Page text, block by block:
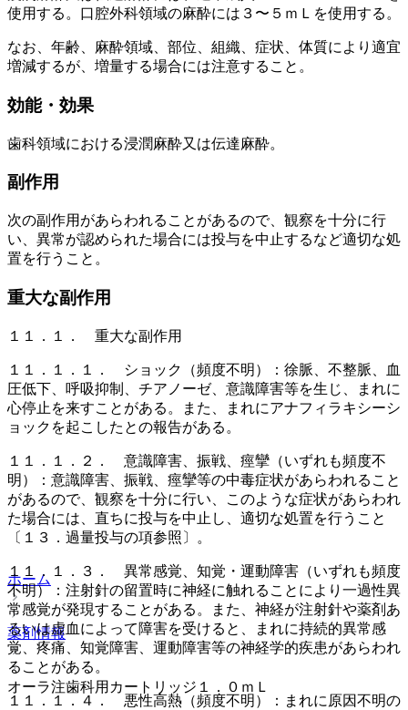
使用する。口腔外科領域の麻酔には３〜５ｍＬを使用する。
なお、年齢、麻酔領域、部位、組織、症状、体質により適宜
増減するが、増量する場合には注意すること。
効能・効果
歯科領域における浸潤麻酔又は伝達麻酔。
副作用
次の副作用があらわれることがあるので、観察を十分に行
い、異常が認められた場合には投与を中止するなど適切な処
置を行うこと。
重大な副作用
１１．１． 重大な副作用
１１．１．１． ショック（頻度不明）：徐脈、不整脈、血
圧低下、呼吸抑制、チアノーゼ、意識障害等を生じ、まれに
心停止を来すことがある。また、まれにアナフィラキシーシ
ョックを起こしたとの報告がある。
１１．１．２． 意識障害、振戦、痙攣（いずれも頻度不
明）：意識障害、振戦、痙攣等の中毒症状があらわれること
があるので、観察を十分に行い、このような症状があらわれ
た場合には、直ちに投与を中止し、適切な処置を行うこと
〔１３．過量投与の項参照〕。
１１．１．３． 異常感覚、知覚・運動障害（いずれも頻度
不明）：注射針の留置時に神経に触れることにより一過性異
常感覚が発現することがある。また、神経が注射針や薬剤あ
るいは虚血によって障害を受けると、まれに持続的異常感
覚、疼痛、知覚障害、運動障害等の神経学的疾患があらわれ
ることがある。
１１．１．４． 悪性高熱（頻度不明）：まれに原因不明の
ホーム
薬剤情報
オーラ注歯科用カートリッジ１．０ｍＬ